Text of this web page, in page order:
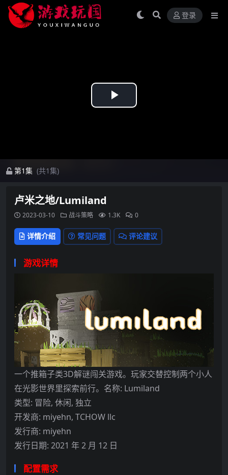
登录
Play
第1集 (共1集)
卢米之地/Lumiland
2023-03-10 战斗策略 1.3K 0
详情介绍 常见问题 评论建议
游戏详情
一个推箱子类3D解谜闯关游戏。玩家交替控制两个小人
在光影世界里探索前行。名称: Lumiland
类型: 冒险, 休闲, 独立
开发商: miyehn, TCHOW llc
发行商: miyehn
发行日期: 2021 年 2 月 12 日
配置需求